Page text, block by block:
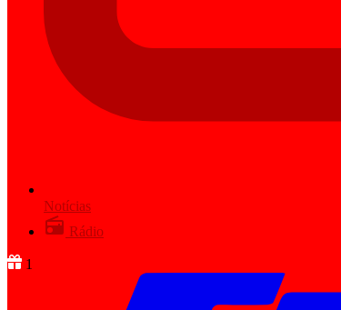
Notícias
Rádio
1